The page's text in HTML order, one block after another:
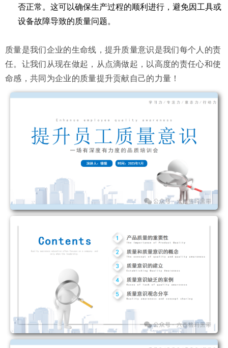
否正常。这可以确保生产过程的顺利进行，避免因工具或
设备故障导致的质量问题。
质量是我们企业的生命线，提升质量意识是我们每个人的责
任。让我们从现在做起，从点滴做起，以高度的责任心和使
命感，共同为企业的质量提升贡献自己的力量！